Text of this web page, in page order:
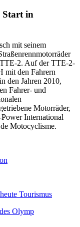
in
mit seinem
2. Auf der TTE-2-
mit den Fahrern
den Jahren 2010,
Fahrer- und
Motorräder,
International
Motocyclisme.
Tourismus
Olymp